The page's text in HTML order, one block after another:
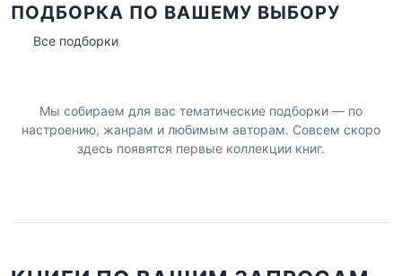
ПОДБОРКА ПО ВАШЕМУ ВЫБОРУ
Все подборки
Мы собираем для вас тематические подборки — по
настроению, жанрам и любимым авторам. Совсем скоро
здесь появятся первые коллекции книг.